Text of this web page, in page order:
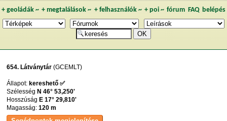
+ geoládák~ +megtalálások ~ + felhasználók~ + poi~ fórum FAQ belépés
654. Látványtár (GCEMLT)
Állapot:kereshető ✅
SzélességN 46° 53,250'
HosszúságE 17° 29,810'
Magasság:120 m